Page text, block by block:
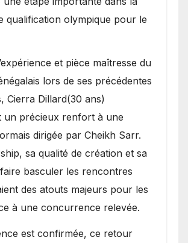
qualification olympique pour le
et pièce maîtresse du
lors de ses précédentes
Cierra Dillard(30 ans)
un précieux renfort à une
dirigée par Cheikh Sarr.
sa qualité de création et sa
basculer les rencontres
des atouts majeurs pour les
à une concurrence relevée.
est confirmée, ce retour